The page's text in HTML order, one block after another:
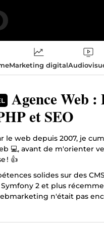
Marketing digital
Agence Web
et SEO
le web depuis 2007, je
💻, avant de m'orienter
! 👍
solides sur des
Symfony 2 et plus
n'était pas
travaille à mon compte et